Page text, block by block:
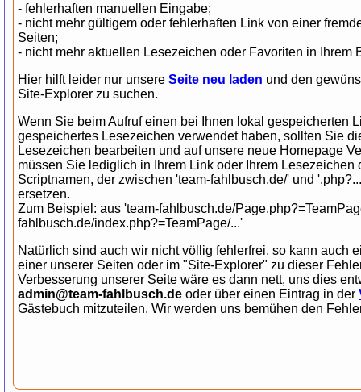
- fehlerhaften manuellen Eingabe;
- nicht mehr gültigem oder fehlerhaften Link von einer
Seiten;
- nicht mehr aktuellen Lesezeichen oder Favoriten in Ihrem
Hier hilft leider nur unsere Seite neu laden und den
Site-Explorer zu suchen.
Wenn Sie beim Aufruf einen bei Ihnen lokal gespeicherten
gespeichertes Lesezeichen verwendet haben, sollten Sie
Lesezeichen bearbeiten und auf unsere neue Homepage
müssen Sie lediglich in Ihrem Link oder Ihrem Lesezeichen
Scriptnamen, der zwischen 'team-fahlbusch.de/' und
ersetzen.
Zum Beispiel: aus 'team-fahlbusch.de/
fahlbusch.de/index.php?=TeamPage/...'
Natürlich sind auch wir nicht völlig fehlerfrei, so kann auch
einer unserer Seiten oder im "Site-Explorer" zu dieser
Verbesserung unserer Seite wäre es dann nett, uns dies
admin@team-fahlbusch.de oder über einen Eintrag in der
Gästebuch mitzuteilen. Wir werden uns bemühen den